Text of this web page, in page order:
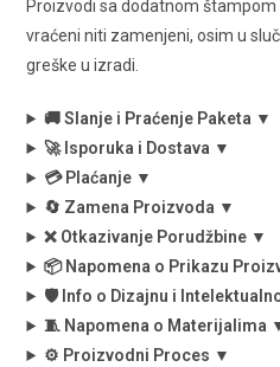
Proizvodi sa dodatnom
vraćeni niti zamenjeni, osim u
greške u izradi.
🚚 Slanje i Praćenje Paketa ▼
🚀 Isporuka i Dostava ▼
💳 Plaćanje ▼
🔄 Zamena Proizvoda ▼
❌ Otkazivanje Porudžbine ▼
📦 Napomena o Prikazu
🛡️ Info o Dizajnu i
🧵 Napomena o Materijalima
⚙️ Proizvodni Proces ▼